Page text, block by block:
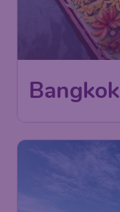
Bangkok